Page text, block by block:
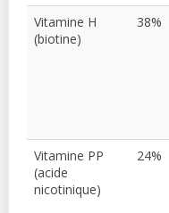
Vitamine H
(biotine)
38%
Vitamine PP
(acide
nicotinique)
24%